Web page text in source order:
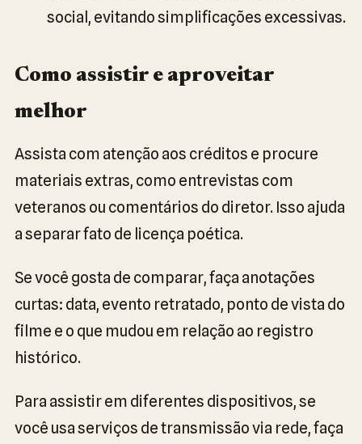
social, evitando simplificações excessivas.
Como assistir e aproveitar
melhor
Assista com atenção aos créditos e procure
materiais extras, como entrevistas com
veteranos ou comentários do diretor. Isso ajuda
a separar fato de licença poética.
Se você gosta de comparar, faça anotações
curtas: data, evento retratado, ponto de vista do
filme e o que mudou em relação ao registro
histórico.
Para assistir em diferentes dispositivos, se
você usa serviços de transmissão via rede, faça